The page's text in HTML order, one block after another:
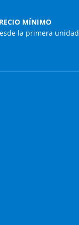
MÍNIMO
la primera unidad